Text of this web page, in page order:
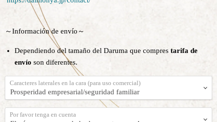
～Información de envío～
Dependiendo del tamaño del Daruma que compres tarifa de
envío son diferentes.
Caracteres laterales en la cara (para uso comercial)
Por favor tenga en cuenta